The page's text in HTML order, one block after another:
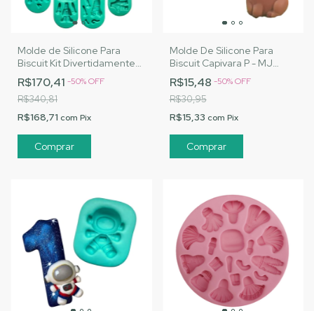
Molde de Silicone Para
Biscuit Kit Divertidamente
Completo - MJ Artesanatos
| Cód. M003
R$170,41 -50%OFF
R$340,81
R$168,71 com Pix
Molde De Silicone Para
Biscuit Capivara P - MJ
Artesanatos |Cód. A100
R$15,48 -50%OFF
R$30,95
R$15,33 com Pix